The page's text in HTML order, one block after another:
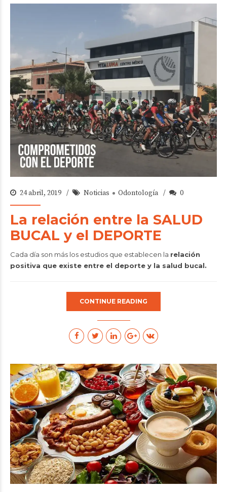
24 abril, 2019 Noticias Odontología 0
La relación entre la SALUD
BUCAL y el DEPORTE
Cada día son más los estudios que establecen la relación
positiva que existe entre el deporte y la salud bucal.
CONTINUE READING